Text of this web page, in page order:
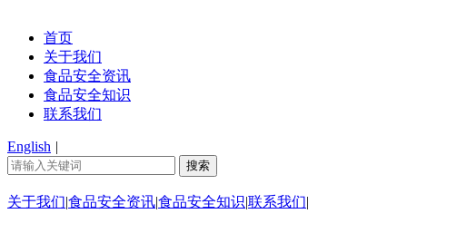
首页
关于我们
食品安全资讯
食品安全知识
联系我们
English |
关于我们|食品安全资讯|食品安全知识|联系我们|